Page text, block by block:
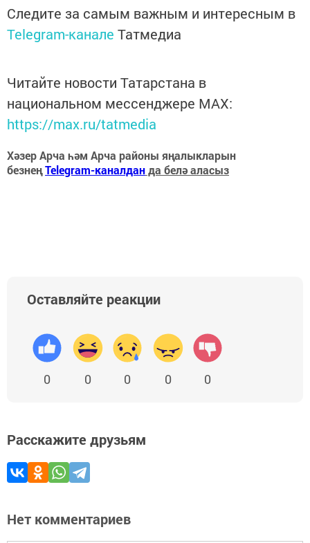
Следите за самым важным и интересным в
Telegram-канале Татмедиа
Читайте новости Татарстана в
национальном мессенджере MАХ:
https://max.ru/tatmedia
Хәзер Арча һәм Арча районы яңалыкларын
безнеңTelegram-каналданда белә аласыз
Оставляйте реакции
0 0 0 0 0
Расскажите друзьям
Нет комментариев